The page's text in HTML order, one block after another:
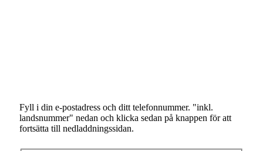
Fyll i din e-postadress och ditt telefonnummer. "inkl.
landsnummer" nedan och klicka sedan på knappen för att
fortsätta till nedladdningssidan.